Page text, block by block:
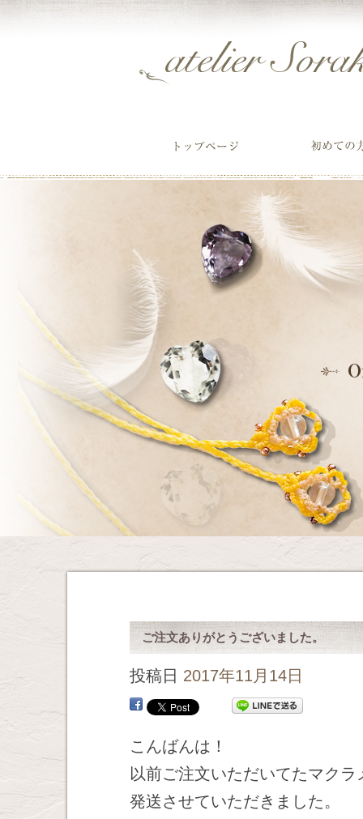
ご注文ありがとうございました。
投稿日 2017年11月14日
こんばんは！
以前ご注文いただいてたマク
発送させていただきました。